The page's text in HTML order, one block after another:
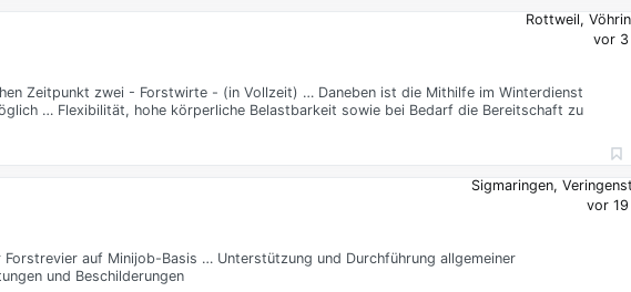
Rottweil,
vor 3
Zeitpunkt zwei - Forstwirte - (in Vollzeit) … Daneben ist die Mithilfe im Winterdienst
… Flexibilität, hohe körperliche Belastbarkeit sowie bei Bedarf die Bereitschaft zu
Sigmaringen,
vor 19
auf Minijob-Basis … Unterstützung und Durchführung allgemeiner
und Beschilderungen